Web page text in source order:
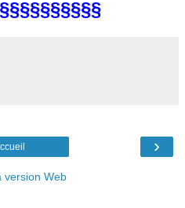
›
version Web